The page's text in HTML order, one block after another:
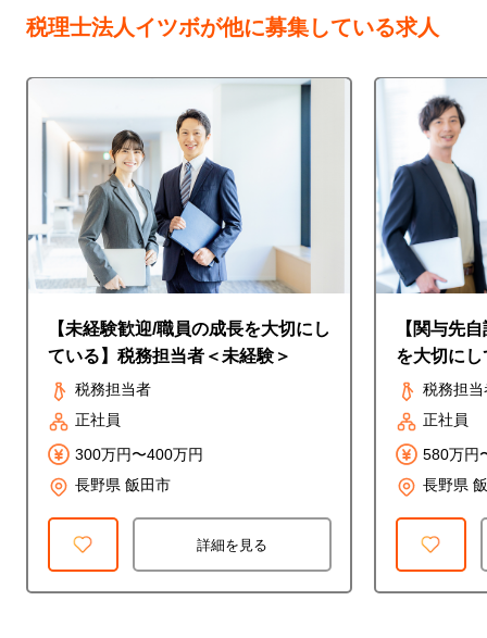
税理士法人イツボが他に募集している求人
【未経験歓迎/職員の成長を大切にし
ている】税務担当者＜未経験＞
税務担当者
正社員
300万円〜400万円
長野県 飯田市
詳細を見る
【関与先
を大切に
ーダーク
税務担当
正社員
580万円
長野県